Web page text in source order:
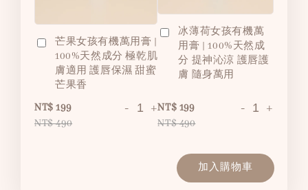
芒果女孩有機萬用膏 |
100%天然成分 極乾肌
膚適用 護唇保濕 甜蜜
芒果香
NT$ 199
NT$ 490
- +
冰薄荷女孩有機萬
用膏 | 100%天然成
分 提神沁涼 護唇護
膚 隨身萬用
NT$ 199
NT$ 490
- +
加入購物車